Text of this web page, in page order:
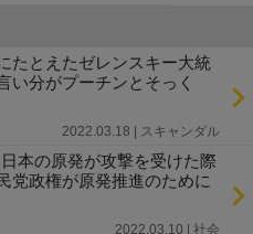
たとえたゼレンスキー大統
い分がプーチンとそっく
2022.03.18 | スキャンダル
本の原発が攻撃を受けた際
党政権が原発推進のために
2022.03.10 | 社会